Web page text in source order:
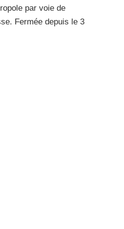
par voie de
Fermée depuis le 3